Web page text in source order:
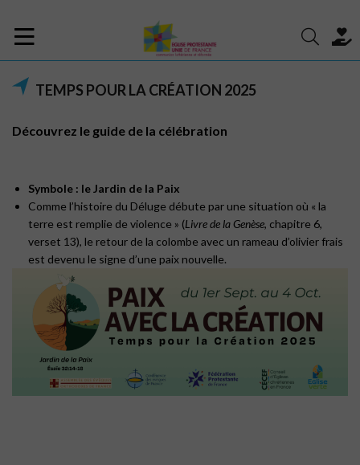
TEMPS POUR LA CRÉATION 2025
Découvrez le guide de la célébration
Symbole : le Jardin de la Paix
Comme l’histoire du Déluge débute par une situation où « la
terre est remplie de violence » (Livre de la Genèse, chapitre 6,
verset 13), le retour de la colombe avec un rameau d’olivier frais
est devenu le signe d’une paix nouvelle.